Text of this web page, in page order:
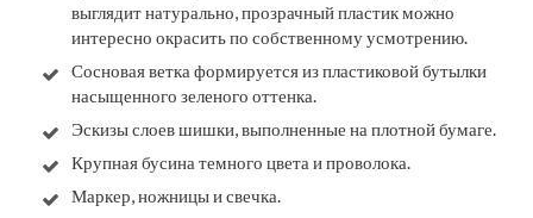
выглядит натурально, прозрачный пластик можно
интересно окрасить по собственному усмотрению.
Сосновая ветка формируется из пластиковой бутылки
насыщенного зеленого оттенка.
Эскизы слоев шишки, выполненные на плотной бумаге.
Крупная бусина темного цвета и проволока.
Маркер, ножницы и свечка.